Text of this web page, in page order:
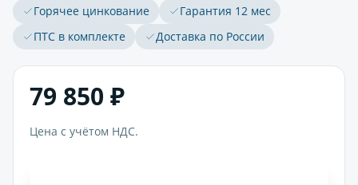
Горячее цинкование
Гарантия 12 мес
ПТС в комплекте
Доставка по России
79 850 ₽
Цена с учётом НДС.